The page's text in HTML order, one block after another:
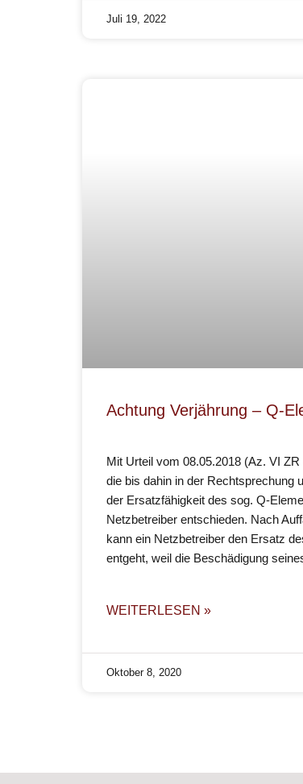
Juli 19, 2022
Achtung Verjährung – Q-
Mit Urteil vom 08.05.2018 (Az. VI
die bis dahin in der Rechtsprechung
der Ersatzfähigkeit des sog. Q-
Netzbetreiber entschieden. Nach
kann ein Netzbetreiber den Ersatz
entgeht, weil die Beschädigung
WEITERLESEN »
Oktober 8, 2020